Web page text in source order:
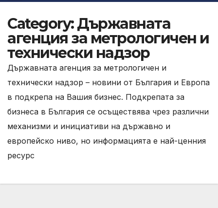
Category:Държавната
агенция за метрологичен и
технически надзор
Държавната агенция за метрологичен и
технически надзор – новини от България и Европа
в подкрепа на Вашия бизнес. Подкрепата за
бизнеса в България се осъществява чрез различни
механизми и инициативи на държавно и
европейско ниво, но информацията е най-ценния
ресурс